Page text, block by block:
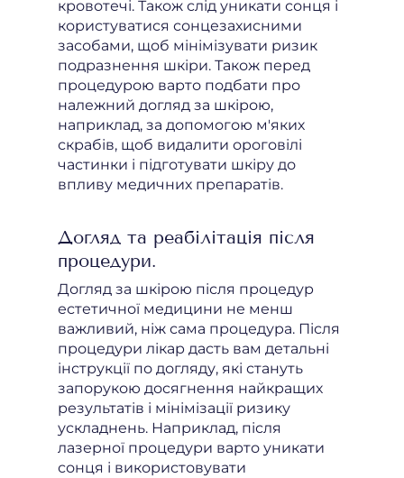
кровотечі. Також слід уникати сонця і
користуватися сонцезахисними
засобами, щоб мінімізувати ризик
подразнення шкіри. Також перед
процедурою варто подбати про
належний догляд за шкірою,
наприклад, за допомогою м'яких
скрабів, щоб видалити ороговілі
частинки і підготувати шкіру до
впливу медичних препаратів.
Догляд та реабілітація після
процедури.
Догляд за шкірою після процедур
естетичної медицини не менш
важливий, ніж сама процедура. Після
процедури лікар дасть вам детальні
інструкції по догляду, які стануть
запорукою досягнення найкращих
результатів і мінімізації ризику
ускладнень. Наприклад, після
лазерної процедури варто уникати
сонця і використовувати